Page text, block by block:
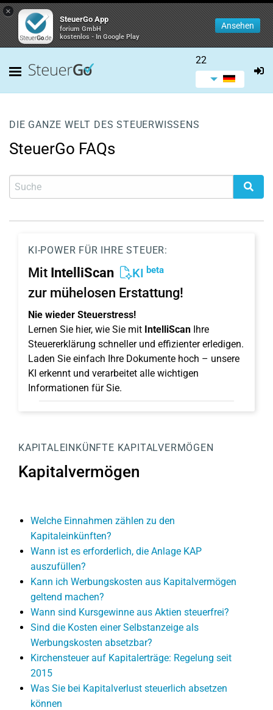
×
SteuerGo App
forium GmbH
kostenlos - In Google Play
Ansehen
22
DIE GANZE WELT DES STEUERWISSENS
SteuerGo FAQs
KI-POWER FÜR IHRE STEUER:
Mit IntelliScan KI beta
zur mühelosen Erstattung!
Nie wieder Steuerstress!
Lernen Sie hier, wie Sie mit IntelliScan Ihre
Steuererklärung schneller und effizienter erledigen.
Laden Sie einfach Ihre Dokumente hoch – unsere
KI erkennt und verarbeitet alle wichtigen
Informationen für Sie.
KAPITALEINKÜNFTE KAPITALVERMÖGEN
Kapitalvermögen
Welche Einnahmen zählen zu den
Kapitaleinkünften?
Wann ist es erforderlich, die Anlage KAP
auszufüllen?
Kann ich Werbungskosten aus Kapitalvermögen
geltend machen?
Wann sind Kursgewinne aus Aktien steuerfrei?
Sind die Kosten einer Selbstanzeige als
Werbungskosten absetzbar?
Kirchensteuer auf Kapitalerträge: Regelung seit
2015
Was Sie bei Kapitalverlust steuerlich absetzen
können